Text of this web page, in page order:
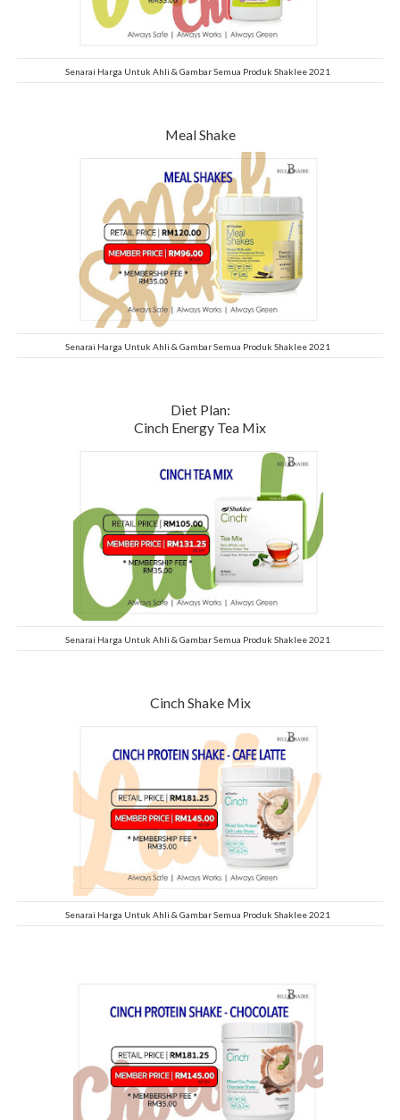
Senarai Harga Untuk Ahli & Gambar Semua Produk Shaklee 2021
Meal Shake
Senarai Harga Untuk Ahli & Gambar Semua Produk Shaklee 2021
Diet Plan:
Cinch Energy Tea Mix
Senarai Harga Untuk Ahli & Gambar Semua Produk Shaklee 2021
Cinch Shake Mix
Senarai Harga Untuk Ahli & Gambar Semua Produk Shaklee 2021